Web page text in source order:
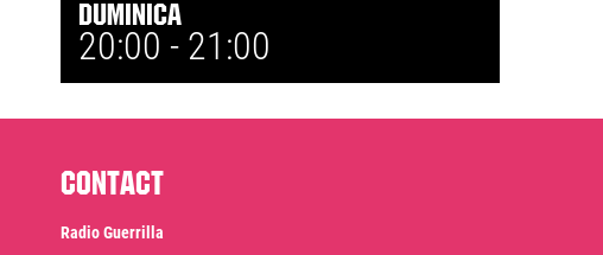
Duminica
20:00 - 21:00
Contact
Radio Guerrilla